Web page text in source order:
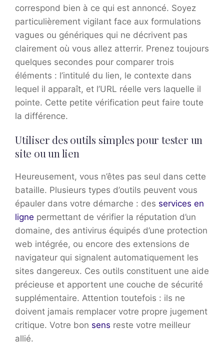
correspond bien à ce qui est annoncé. Soyez
particulièrement vigilant face aux formulations
vagues ou génériques qui ne décrivent pas
clairement où vous allez atterrir. Prenez toujours
quelques secondes pour comparer trois
éléments : l’intitulé du lien, le contexte dans
lequel il apparaît, et l’URL réelle vers laquelle il
pointe. Cette petite vérification peut faire toute
la différence.
Utiliser des outils simples pour tester un
site ou un lien
Heureusement, vous n’êtes pas seul dans cette
bataille. Plusieurs types d’outils peuvent vous
épauler dans votre démarche : des services en
ligne permettant de vérifier la réputation d’un
domaine, des antivirus équipés d’une protection
web intégrée, ou encore des extensions de
navigateur qui signalent automatiquement les
sites dangereux. Ces outils constituent une aide
précieuse et apportent une couche de sécurité
supplémentaire. Attention toutefois : ils ne
doivent jamais remplacer votre propre jugement
critique. Votre bon sens reste votre meilleur
allié.